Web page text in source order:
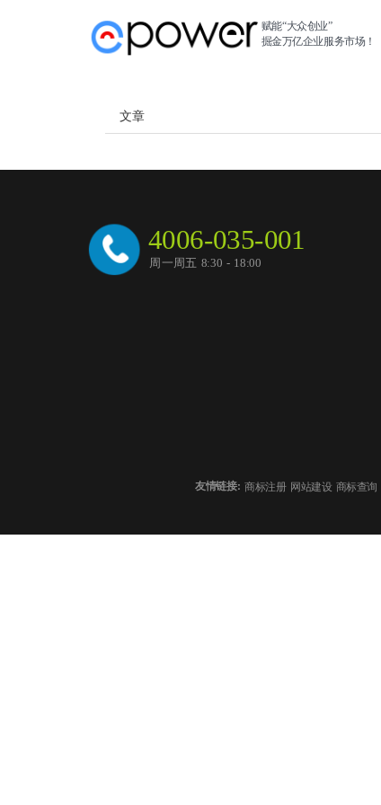
赋能“大众创业”
掘金万亿企业服务市场！
文章
4006-035-001
周一周五 8:30 - 18:00
友情链接: 商标注册 网站建设 商标查询